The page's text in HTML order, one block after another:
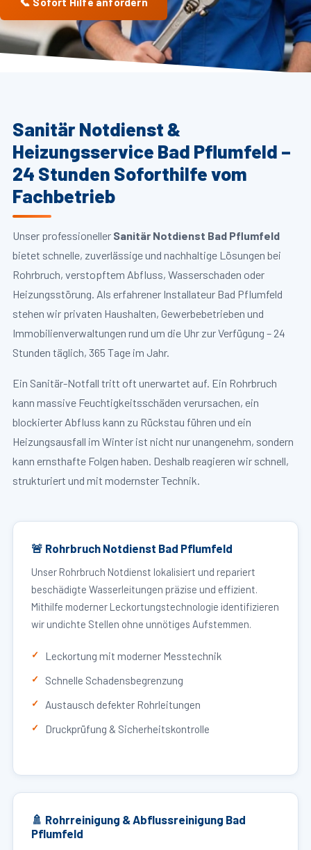
Sanitär Notdienst &
Heizungsservice Bad Pflumfeld –
24 Stunden Soforthilfe vom
Fachbetrieb
Unser professioneller Sanitär Notdienst Bad Pflumfeld
bietet schnelle, zuverlässige und nachhaltige Lösungen bei
Rohrbruch, verstopftem Abfluss, Wasserschaden oder
Heizungsstörung. Als erfahrener Installateur Bad Pflumfeld
stehen wir privaten Haushalten, Gewerbebetrieben und
Immobilienverwaltungen rund um die Uhr zur Verfügung – 24
Stunden täglich, 365 Tage im Jahr.
Ein Sanitär-Notfall tritt oft unerwartet auf. Ein Rohrbruch
kann massive Feuchtigkeitsschäden verursachen, ein
blockierter Abfluss kann zu Rückstau führen und ein
Heizungsausfall im Winter ist nicht nur unangenehm, sondern
kann ernsthafte Folgen haben. Deshalb reagieren wir schnell,
strukturiert und mit modernster Technik.
🚨 Rohrbruch Notdienst Bad Pflumfeld
Unser Rohrbruch Notdienst lokalisiert und repariert
beschädigte Wasserleitungen präzise und effizient.
Mithilfe moderner Leckortungstechnologie identifizieren
wir undichte Stellen ohne unnötiges Aufstemmen.
Leckortung mit moderner Messtechnik
Schnelle Schadensbegrenzung
Austausch defekter Rohrleitungen
Druckprüfung & Sicherheitskontrolle
🚿 Rohrreinigung & Abflussreinigung Bad
Pflumfeld